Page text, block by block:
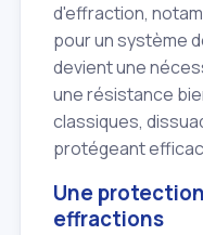
d'effraction,
pour un système
devient une
une résistance
classiques,
protégeant
Une
effractions